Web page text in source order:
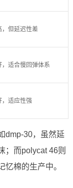
，但延迟性差
，适合慢回弹体系
，适应性强
dmp-30，虽然延
；而polycat 46则
忆棉的生产中。